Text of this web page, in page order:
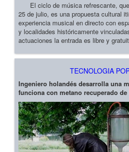
El ciclo de música refrescante, que
25 de julio, es una propuesta cultural
experiencia musical en directo con
y localidades históricamente
actuaciones la entrada es libre y
TECNOLOGIA
Ingeniero holandés desarrolla una
funciona con metano recuperado